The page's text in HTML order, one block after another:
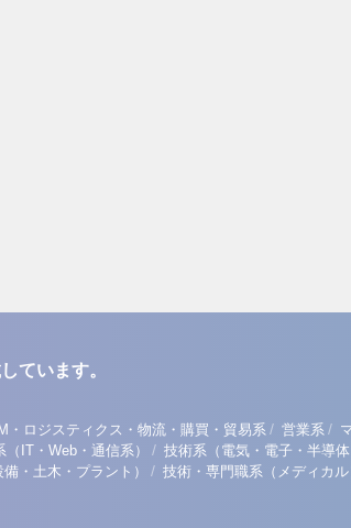
ています。
・ロジスティクス・物流・購買・貿易系 / 営業系 /
（IT・Web・通信系） / 技術系（電気・電子・半導体
・土木・プラント） / 技術・専門職系（メディカル